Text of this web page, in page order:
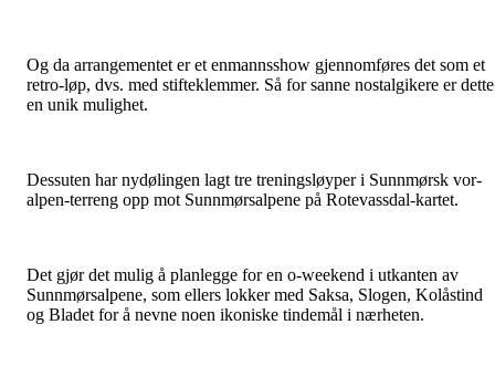
Og da arrangementet er et enmannsshow gjennomføres det som et
retro-løp, dvs. med stifteklemmer. Så for sanne nostalgikere er dette
en unik mulighet.
Dessuten har nydølingen lagt tre treningsløyper i Sunnmørsk vor-
alpen-terreng opp mot Sunnmørsalpene på Rotevassdal-kartet.
Det gjør det mulig å planlegge for en o-weekend i utkanten av
Sunnmørsalpene, som ellers lokker med Saksa, Slogen, Kolåstind
og Bladet for å nevne noen ikoniske tindemål i nærheten.